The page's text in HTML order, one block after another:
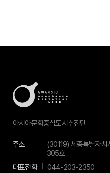
아시아문화중심도시추진단
주소
(30119) 세종특별자
305호
대표전화
044-203-2350